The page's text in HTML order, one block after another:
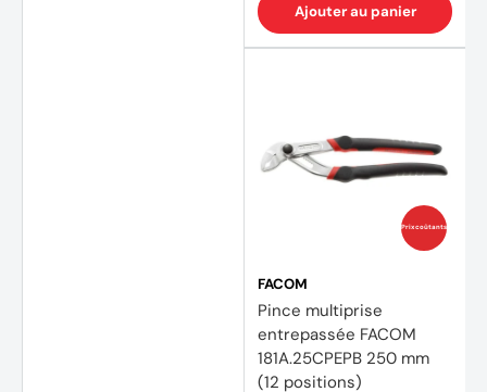
Ajouter au panier
Prix coûtants
FACOM
Pince multiprise
entrepassée FACOM
181A.25CPEPB 250 mm
(12 positions)